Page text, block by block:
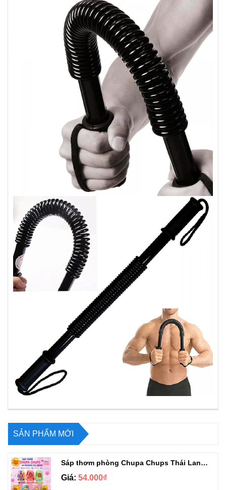
SẢN PHẨM MỚI
Sáp thơm phòng Chupa Chups Thái Lan 230g
Giá: 54.000₫